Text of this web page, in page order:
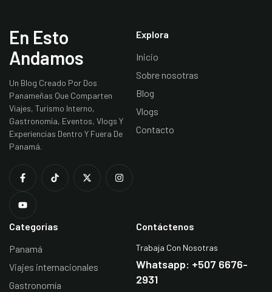
En Esto
Andamos
Un Blog Creado Por Dos
Panameñas Que Comparten
Viajes, Turismo Interno,
Gastronomía, Eventos, Vlogs Y
Experiencias Dentro Y Fuera De
Panamá.
Explora
Inicio
Sobre nosotras
Blog
Vlogs
Contacto
Categorías
Panamá
Viajes internacionales
Gastronomía
Contáctenos
Trabaja Con Nosotras
Whatsapp: +507 6676-
2931